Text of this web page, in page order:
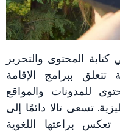
المحتوى والتحرير
ببرامج الإقامة
للمدونات والمواقع
تسعى تالا دائمًا إلى
براعتها اللغوية